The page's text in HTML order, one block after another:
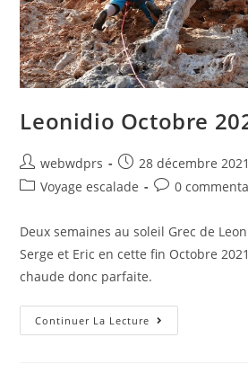
Leonidio Octobre
webwdprs
28 décembre 2021
Voyage escalade
0
Deux semaines au soleil Grec de
Serge et Eric en cette fin Octobre
chaude donc parfaite.
Continuer La Lecture